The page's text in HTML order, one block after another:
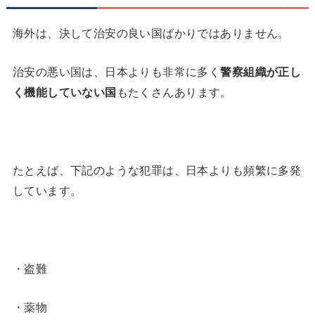
海外は、決して治安の良い国ばかりではありません。
治安の悪い国は、日本よりも非常に多く警察組織が正し
く機能していない国 もたくさんあります。
たとえば、下記のような犯罪は、日本よりも頻繁に多発
しています。
・盗難
・薬物